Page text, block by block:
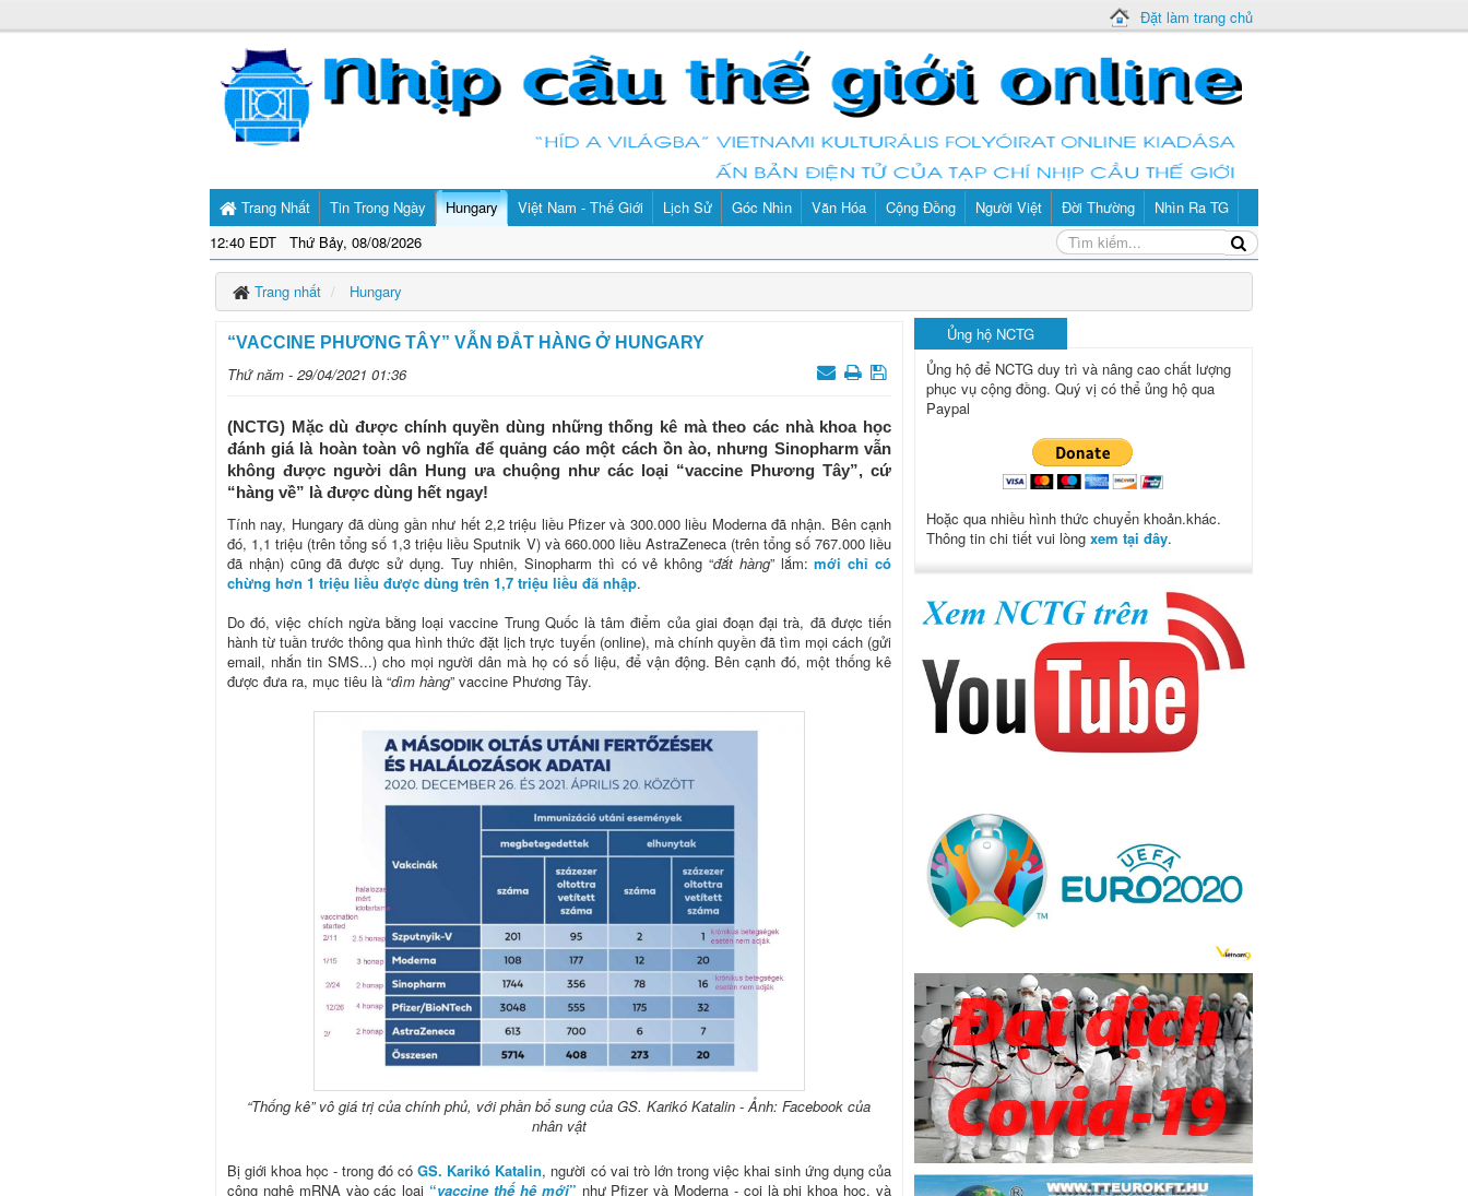
Đặt làm trang chủ
Trang Nhất
12:40 EDT Thứ Bảy, 08/08/2026
Tin Trong Ngày Hungary Việt Nam - Thế Giới Lịch Sử Góc Nhìn Văn Hóa Cộng Đồng Người Việt Đời Thường Nhìn Ra TG
Trang nhất Hungary
“VACCINE PHƯƠNG TÂY” VẪN ĐẮT HÀNG Ở HUNGARY
Thứ năm - 29/04/2021 01:36
(NCTG) Mặc dù được chính quyền dùng những thống kê mà theo các nhà khoa học
đánh giá là hoàn toàn vô nghĩa để quảng cáo một cách ồn ào, nhưng Sinopharm vẫn
không được người dân Hung ưa chuộng như các loại “vaccine Phương Tây”, cứ
“hàng về” là được dùng hết ngay!
Tính nay, Hungary đã dùng gần như hết 2,2 triệu liều Pfizer và 300.000 liều Moderna đã nhận. Bên cạnh
đó, 1,1 triệu (trên tổng số 1,3 triệu liều Sputnik V) và 660.000 liều AstraZeneca (trên tổng số 767.000 liều
đã nhận) cũng đã được sử dụng. Tuy nhiên, Sinopharm thì có vẻ không “đắt hàng” lắm:mới chỉ có
chừng hơn 1 triệu liều được dùng trên 1,7 triệu liều đã nhập.
Do đó, việc chích ngừa bằng loại vaccine Trung Quốc là tâm điểm của giai đoạn đại trà, đã được tiến
hành từ tuần trước thông qua hình thức đặt lịch trực tuyến (online), mà chính quyền đã tìm mọi cách (gửi
email, nhắn tin SMS...) cho mọi người dân mà họ có số liệu, để vận động. Bên cạnh đó, một thống kê
được đưa ra, mục tiêu là “dìm hàng” vaccine Phương Tây.
“Thống kê” vô giá trị của chính phủ, với phần bổ sung của GS. Karikó Katalin - Ảnh: Facebook của
nhân vật
Bị giới khoa học - trong đó cóGS. Karikó Katalin, người có vai trò lớn trong việc khai sinh ứng dụng của
công nghệ mRNA vào các loại “vaccine thế hệ mới” như Pfizer và Moderna - coi là phi khoa học, và
Ủng hộ NCTG
Ủng hộ để NCTG duy trì và nâng cao chất lượng
phục vụ cộng đồng. Quý vị có thể ủng hộ qua
Paypal
Hoặc qua nhiều hình thức chuyển khoản.khác.
Thông tin chi tiết vui lòng xem tại đây.